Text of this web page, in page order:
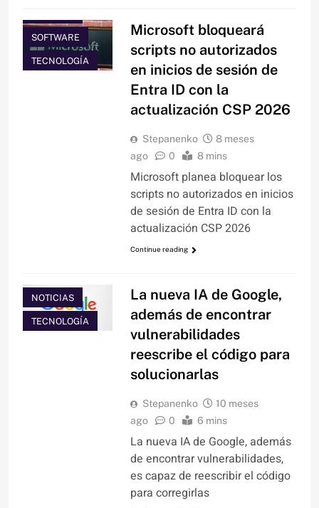
SOFTWARE
TECNOLOGÍA
Microsoft bloqueará
scripts no autorizados
en inicios de sesión de
Entra ID con la
actualización CSP 2026
Stepanenko
8 meses
ago
0 8 mins
Microsoft planea bloquear los
scripts no autorizados en inicios
de sesión de Entra ID con la
actualización CSP 2026
Continue reading
NOTICIAS
TECNOLOGÍA
La nueva IA de Google,
además de encontrar
vulnerabilidades
reescribe el código para
solucionarlas
Stepanenko
10 meses
ago
0 6 mins
La nueva IA de Google, además
de encontrar vulnerabilidades,
es capaz de reescribir el código
para corregirlas